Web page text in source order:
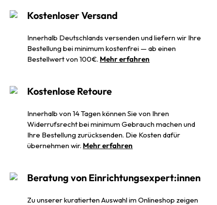
Kostenloser Versand
Innerhalb Deutschlands versenden und liefern wir Ihre
Bestellung bei minimum kostenfrei — ab einen
Bestellwert von 100€. Mehr erfahren
Kostenlose Retoure
Innerhalb von 14 Tagen können Sie von Ihren
Widerrufsrecht bei minimum Gebrauch machen und
Ihre Bestellung zurücksenden. Die Kosten dafür
übernehmen wir. Mehr erfahren
Beratung von Einrichtungsexpert:innen
Zu unserer kuratierten Auswahl im Onlineshop zeigen